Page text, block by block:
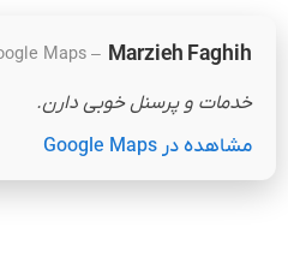
Marzieh Faghih
– Google Maps
خدمات و پرسنل خوبی دارن.
مشاهده در Google Maps